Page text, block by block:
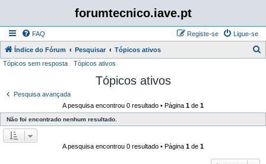
forumtecnico.iave.pt
FAQ Ligue-se
Registe-se
Índice do Fórum Pesquisar Tópicos ativos
Tópicos sem resposta Tópicos ativos
Tópicos ativos
Pesquisa avançada
A pesquisa encontrou 0 resultado • Página 1 de 1
Não foi encontrado nenhum resultado.
A pesquisa encontrou 0 resultado • Página 1 de 1